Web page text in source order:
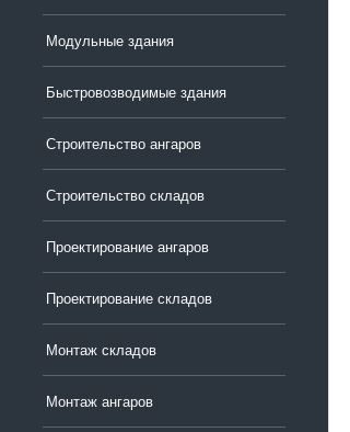
Модульные здания
Быстровозводимые здания
Строительство ангаров
Строительство складов
Проектирование ангаров
Проектирование складов
Монтаж складов
Монтаж ангаров